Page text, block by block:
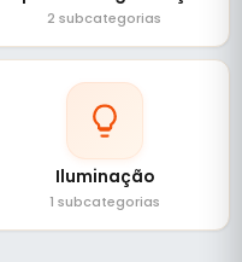
2 subcategorias
Iluminação
1 subcategorias